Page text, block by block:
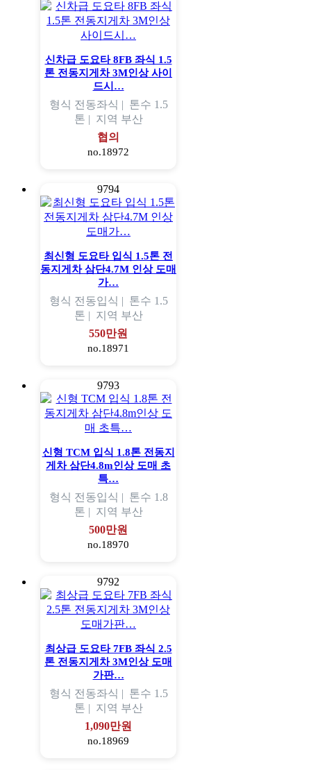
신차급 도요타 8FB 좌식 1.5
톤 전동지게차 3M인상 사이
드시…
형식 전동좌식 | 톤수 1.5
톤 | 지역 부산
협의
no.18972
9794
최신형 도요타 입식 1.5톤 전
동지게차 삼단4.7M 인상 도매
가…
형식 전동입식 | 톤수 1.5
톤 | 지역 부산
550만원
no.18971
9793
신형 TCM 입식 1.8톤 전동지
게차 삼단4.8m인상 도매 초
특…
형식 전동입식 | 톤수 1.8
톤 | 지역 부산
500만원
no.18970
9792
최상급 도요타 7FB 좌식 2.5
톤 전동지게차 3M인상 도매
가판…
형식 전동좌식 | 톤수 1.5
톤 | 지역 부산
1,090만원
no.18969